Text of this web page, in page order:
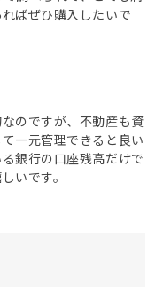
ばぜひ購入したいで
のですが、不動産も資
一元管理できると良い
銀行の口座残高だけで
いです。